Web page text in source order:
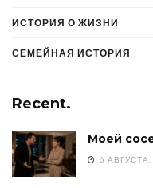
ИСТОРИЯ О ЖИЗНИ
СЕМЕЙНАЯ ИСТОРИЯ
Recent.
Моей
6 АВГУСТА,